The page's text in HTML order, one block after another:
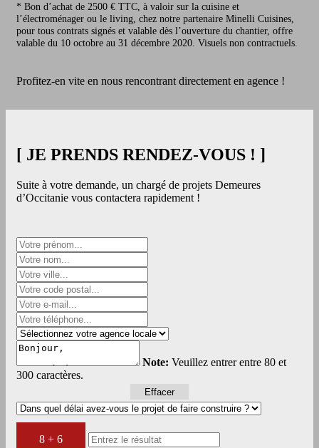
* Bon d’achat de 2500 € TTC, à valoir sur la cuisine et
l’électroménager ou le living, chez notre partenaire Minelli Cuisines,
pour tous contrats signés et valable dès l’ouverture du chantier, offre
valable du 10 octobre au 31 décembre 2020. Visuels non contractuels.
Profitez-en vite en nous rencontrant directement en agence !
[ JE PRENDS RENDEZ-VOUS ! ]
Suite à votre demande, un chargé de projets Demeures
d’Occitanie vous contactera rapidement !
Note: Veuillez entrer entre 80 et
300 caractères.
Effacer
8 + 6